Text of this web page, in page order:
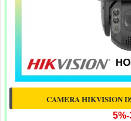
CAMERA HIKVISION